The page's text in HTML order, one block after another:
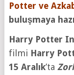
Potter ve
buluşmaya
Harry Potter
filmi Harry
15 Aralık’ta